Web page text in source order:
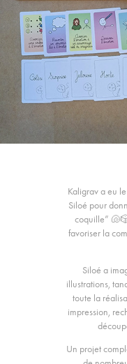
Kaligrav a eu
Siloé pour
coquille”
favoriser la
Siloé a
illustrations,
toute la
impression,
Un projet